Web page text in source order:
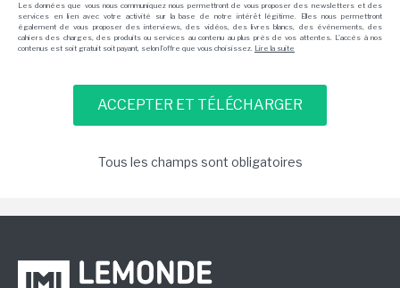
Les données que vous nous communiquez nous permettront de vous proposer des newsletters et des
services en lien avec votre activité sur la base de notre intérêt légitime. Elles nous permettront
également de vous proposer des interviews, des vidéos, des livres blancs, des événements, des
cahiers des charges, des produits ou services au contenu au plus près de vos attentes. L'accès à nos
contenus est soit gratuit soit payant, selon l'offre que vous choisissez. Lire la suite
Tous les champs sont obligatoires